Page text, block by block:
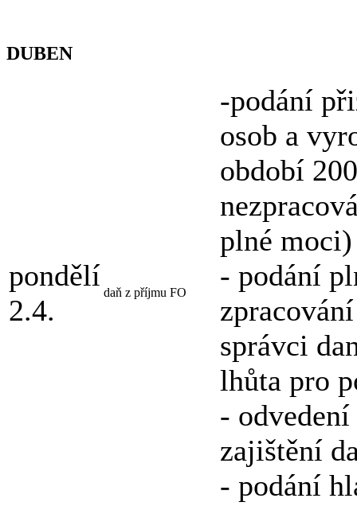
DUBEN
pondělí
2.4.
daň z příjmu FO
-podání
osob a
období
plné moci)
- podání
správci
lhůta pro
- odvedení
zajištění
- podání